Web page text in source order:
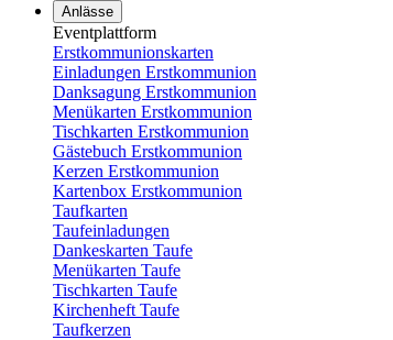
Anlässe
Eventplattform
Erstkommunionskarten
Einladungen Erstkommunion
Danksagung Erstkommunion
Menükarten Erstkommunion
Tischkarten Erstkommunion
Gästebuch Erstkommunion
Kerzen Erstkommunion
Kartenbox Erstkommunion
Taufkarten
Taufeinladungen
Dankeskarten Taufe
Menükarten Taufe
Tischkarten Taufe
Kirchenheft Taufe
Taufkerzen